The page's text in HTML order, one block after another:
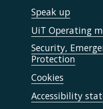
Speak up
UiT Operating
Security,
Protection
Cookies
Accessibility